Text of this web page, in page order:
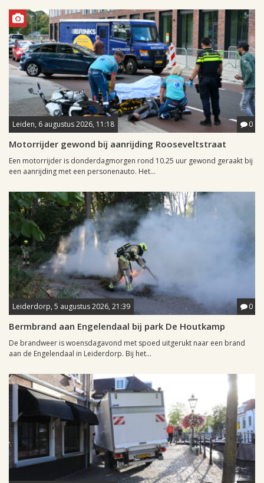
Leiden, 6 augustus 2026, 11:18 0
Motorrijder gewond bij aanrijding Rooseveltstraat
Een motorrijder is donderdagmorgen rond 10.25 uur gewond geraakt bij
een aanrijding met een personenauto. Het...
Leiderdorp, 5 augustus 2026, 21:39 0
Bermbrand aan Engelendaal bij park De Houtkamp
De brandweer is woensdagavond met spoed uitgerukt naar een brand
aan de Engelendaal in Leiderdorp. Bij het...